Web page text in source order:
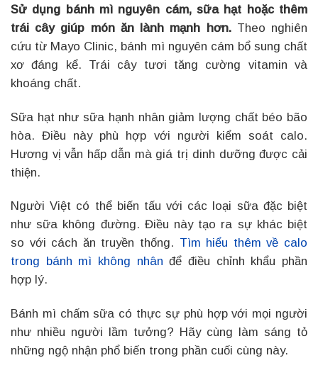
Sử dụng bánh mì nguyên cám, sữa hạt hoặc thêm
trái cây giúp món ăn lành mạnh hơn.Theo nghiên
cứu từ Mayo Clinic, bánh mì nguyên cám bổ sung chất
xơ đáng kể. Trái cây tươi tăng cường vitamin và
khoáng chất.
Sữa hạt như sữa hạnh nhân giảm lượng chất béo bão
hòa. Điều này phù hợp với người kiểm soát calo.
Hương vị vẫn hấp dẫn mà giá trị dinh dưỡng được cải
thiện.
Người Việt có thể biến tấu với các loại sữa đặc biệt
như sữa không đường. Điều này tạo ra sự khác biệt
so với cách ăn truyền thống. Tìm hiểu thêm về calo
trong bánh mì không nhân để điều chỉnh khẩu phần
hợp lý.
Bánh mì chấm sữa có thực sự phù hợp với mọi người
như nhiều người lầm tưởng? Hãy cùng làm sáng tỏ
những ngộ nhận phổ biến trong phần cuối cùng này.